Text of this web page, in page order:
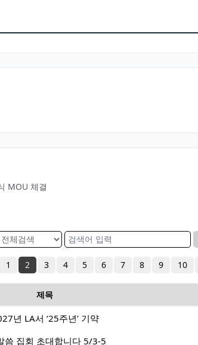
MOU 체결
1 2 3 4 5 6 7 8 9 10
제목
년 LA서 ‘25주년’ 기약
씀 집회 초대합니다 5/3-5